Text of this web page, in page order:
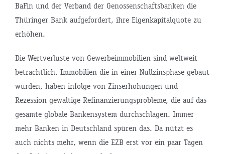
BaFin und der Verband der Genossenschaftsbanken die
Thüringer Bank aufgefordert, ihre Eigenkapitalquote zu
erhöhen.
Die Wertverluste von Gewerbeimmobilien sind weltweit
beträchtlich. Immobilien die in einer Nullzinsphase gebaut
wurden, haben infolge von Zinserhöhungen und
Rezession gewaltige Refinanzierungsprobleme, die auf das
gesamte globale Bankensystem durchschlagen. Immer
mehr Banken in Deutschland spüren das. Da nützt es
auch nichts mehr, wenn die EZB erst vor ein paar Tagen